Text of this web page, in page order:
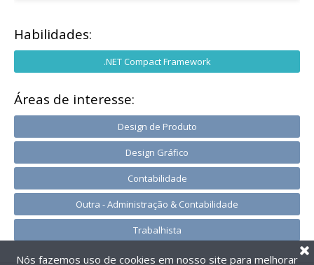
Habilidades:
.NET Compact Framework
Áreas de interesse:
Design de Produto
Design Gráfico
Contabilidade
Outra - Administração & Contabilidade
Trabalhista
Nós fazemos uso de cookies em nosso site para melhorar